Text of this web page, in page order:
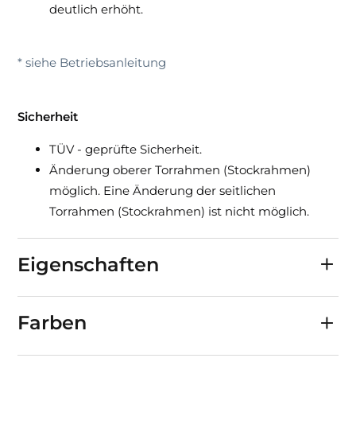
deutlich erhöht.
* siehe Betriebsanleitung
Sicherheit
TÜV - geprüfte Sicherheit.
Änderung oberer Torrahmen (Stockrahmen)
möglich. Eine Änderung der seitlichen
Torrahmen (Stockrahmen) ist nicht möglich.
Eigenschaften
Farben